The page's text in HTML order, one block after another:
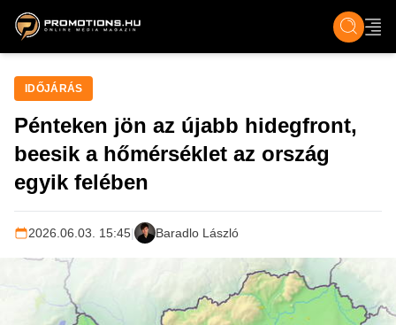
ZENE, FILM & KULT ÉLET TECH &
IDŐJÁRÁS
Pénteken jön az újabb hidegfront,
beesik a hőmérséklet az ország
egyik felében
2026.06.03. 15:45| Baradlo László